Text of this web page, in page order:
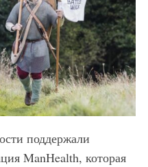
поддержали
ManHealth, которая